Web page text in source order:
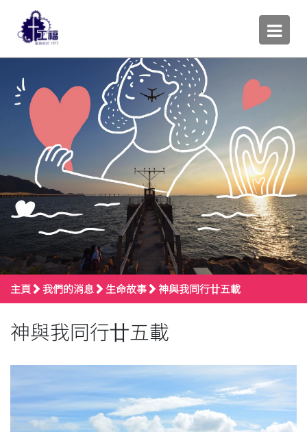
主頁 我們的消息 生命故事 神與我同行廿五載
神與我同行廿五載